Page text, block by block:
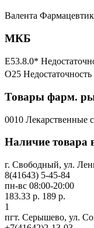
Валента
МКБ
E53.8.0*
O25
Товары фарм.
0010 Лекарственные
Наличие товара
г. Свободный, ул.
8(41643) 5-45-84
пн-вс 08:00-20:00
183.33 р. 189 р.
1
пгт. Серышево, ул.